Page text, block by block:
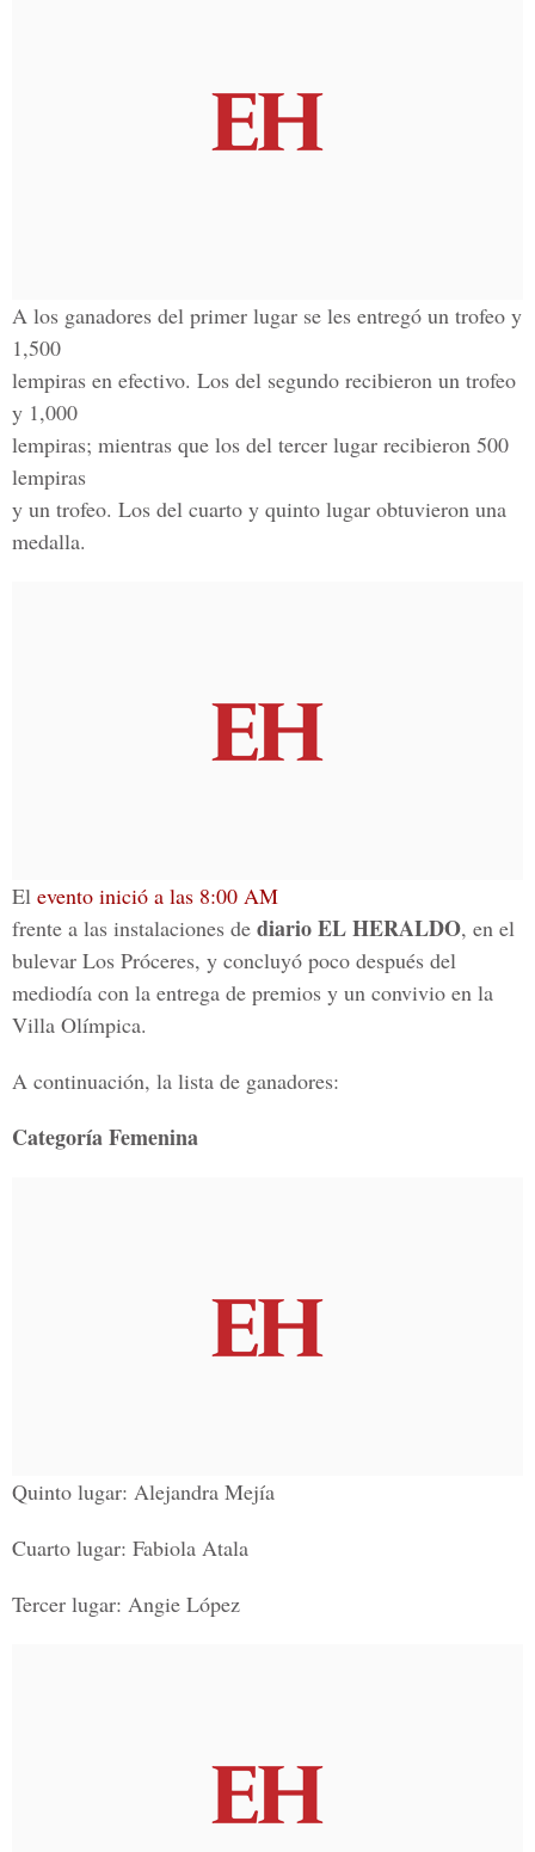
A los ganadores del primer lugar se les entregó un trofeo y
1,500
lempiras en efectivo. Los del segundo recibieron un trofeo
y 1,000
lempiras; mientras que los del tercer lugar recibieron 500
lempiras
y un trofeo. Los del cuarto y quinto lugar obtuvieron una
medalla.
El evento inició a las 8:00 AM
frente a las instalaciones de diario EL HERALDO, en el
bulevar Los Próceres, y concluyó poco después del
mediodía con la entrega de premios y un convivio en la
Villa Olímpica.
A continuación, la lista de ganadores:
Categoría Femenina
Quinto lugar: Alejandra Mejía
Cuarto lugar: Fabiola Atala
Tercer lugar: Angie López